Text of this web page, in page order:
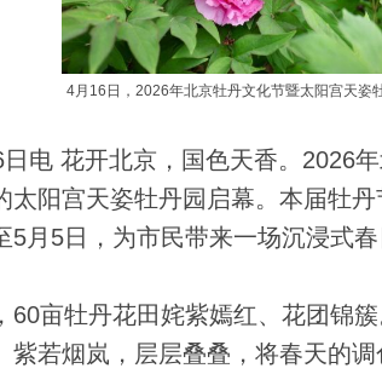
4月16日，2026年北京牡丹文化节暨太阳宫天姿
花开北京，国色天香。2026年
太阳宫天姿牡丹园启幕。本届牡
月5日，为市民带来一场沉浸式春
牡丹花田姹紫嫣红、花团锦簇
紫若烟岚，层层叠叠，将春天的